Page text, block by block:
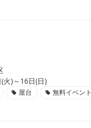
火)～16日(日)
屋台 無料イベント